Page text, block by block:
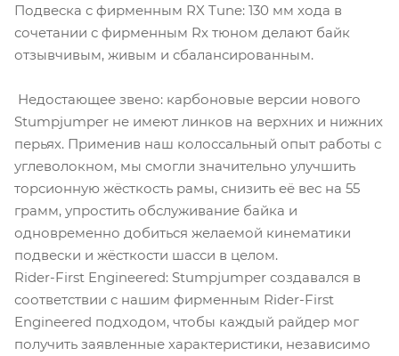
Подвеска с фирменным RX Tune: 130 мм хода в
сочетании с фирменным Rx тюном делают байк
отзывчивым, живым и сбалансированным.
Недостающее звено: карбоновые версии нового
Stumpjumper не имеют линков на верхних и нижних
перьях. Применив наш колоссальный опыт работы с
углеволокном, мы смогли значительно улучшить
торсионную жёсткость рамы, снизить её вес на 55
грамм, упростить обслуживание байка и
одновременно добиться желаемой кинематики
подвески и жёсткости шасси в целом.
Rider-First Engineered: Stumpjumper создавался в
соответствии с нашим фирменным Rider-First
Engineered подходом, чтобы каждый райдер мог
получить заявленные характеристики, независимо